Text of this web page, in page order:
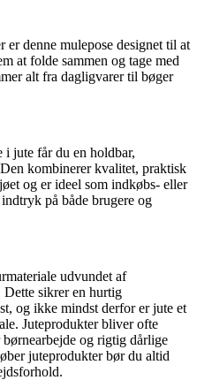
denne mulepose designet til at
at folde sammen og tage med
alt fra dagligvarer til bøger
jute får du en holdbar,
kombinerer kvalitet, praktisk
og er ideel som indkøbs- eller
på både brugere og
udvundet af
Dette sikrer en hurtig
og ikke mindst derfor er jute et
Juteprodukter bliver ofte
og rigtig dårlige
juteprodukter bør du altid